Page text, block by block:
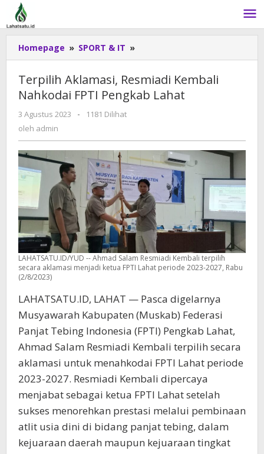
Lewati
konten
Homepage » SPORT & IT »
Aklamasi,
Resmiadi
Kembali
Nahkodai
Terpilih Aklamasi, Resmiadi Kembali
Nahkodai FPTI Pengkab Lahat
3 Agustus 2023
oleh
-
1181 Dilihat
oleh admin
LAHATSATU.ID/YUD -- Ahmad Salam Resmiadi Kembali terpilih
secara aklamasi menjadi ketua FPTI Lahat periode 2023-2027, Rabu
(2/8/2023)
LAHATSATU.ID, LAHAT — Pasca digelarnya
Musyawarah Kabupaten (Muskab) Federasi
Panjat Tebing Indonesia (FPTI) Pengkab Lahat,
Ahmad Salam Resmiadi Kembali terpilih secara
aklamasi untuk menahkodai FPTI Lahat periode
2023-2027. Resmiadi Kembali dipercaya
menjabat sebagai ketua FPTI Lahat setelah
sukses menorehkan prestasi melalui pembinaan
atlit usia dini di bidang panjat tebing, dalam
kejuaraan daerah maupun kejuaraan tingkat